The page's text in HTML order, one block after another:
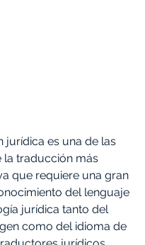
jurídica es una de las
la traducción más
que requiere una gran
del lenguaje
jurídica tanto del
como del idioma de